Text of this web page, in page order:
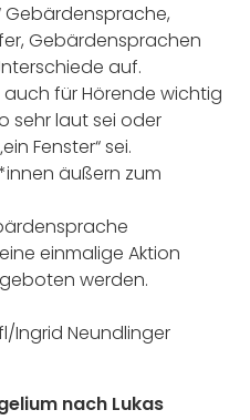
Gebärdensprache,
Gebärdensprachen
auf.
für Hörende wichtig
sehr laut sei oder
Fenster“ sei.
äußern zum
einmalige Aktion
werden.
Ingrid Neundlinger
nach Lukas